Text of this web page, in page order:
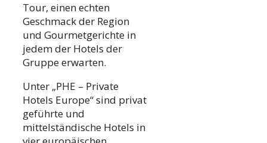
Tour, einen echten
Geschmack der Region
und Gourmetgerichte in
jedem der Hotels der
Gruppe erwarten.
Unter „PHE – Private
Hotels Europe“ sind privat
geführte und
mittelständische Hotels in